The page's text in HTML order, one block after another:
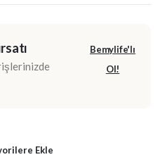
Bemylife'lı
Ol!
Ekle